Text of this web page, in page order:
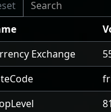
Exchange
81